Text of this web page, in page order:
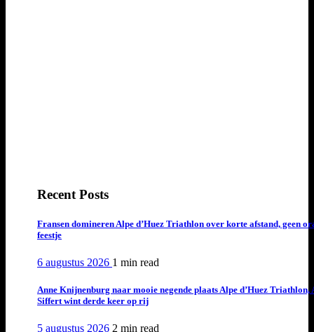
Recent Posts
Fransen domineren Alpe d’Huez Triathlon over korte afstand, geen
feestje
6 augustus 2026 1 min read
Anne Knijnenburg naar mooie negende plaats Alpe d’Huez Triathlon,
Siffert wint derde keer op rij
5 augustus 2026 2 min read